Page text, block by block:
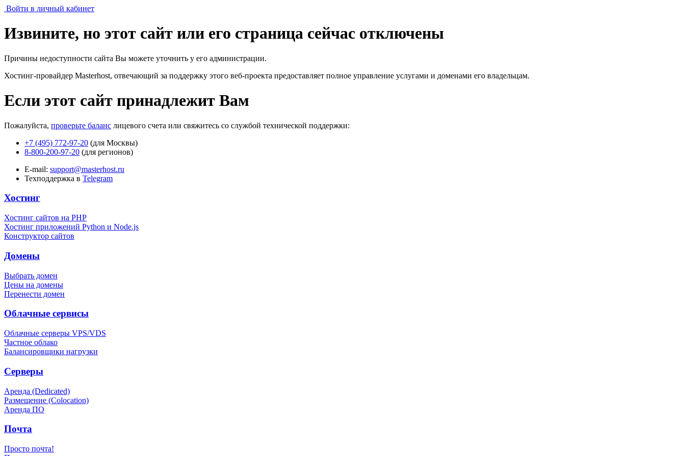
Войти в личный кабинет
Извините, но этот сайт или его страница сейчас отключены
Причины недоступности сайта Вы можете уточнить у его администрации.
Хостинг-провайдер Masterhost, отвечающий за поддержку этого веб-проекта предоставляет полное управление услугами и доменами его владельцам.
Если этот сайт принадлежит Вам
Пожалуйста, проверьте баланс лицевого счета или свяжитесь со службой технической поддержки:
+7 (495) 772-97-20 (для Москвы)
8-800-200-97-20 (для регионов)
E-mail: support@masterhost.ru
Техподдержка в Telegram
Хостинг
Хостинг сайтов на PHP
Хостинг приложений Python и Node.js
Конструктор сайтов
Домены
Выбрать домен
Цены на домены
Перенести домен
Облачные сервисы
Облачные серверы VPS/VDS
Частное облако
Балансировщики нагрузки
Серверы
Аренда (Dedicated)
Размещение (Colocation)
Аренда ПО
Почта
Просто почта!